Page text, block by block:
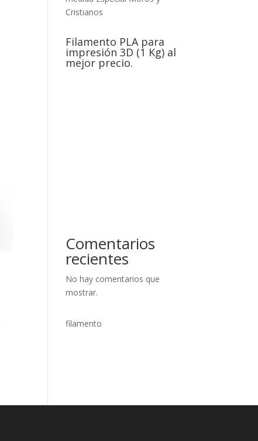
Cristianos
Filamento PLA para
impresión 3D (1 Kg) al
mejor precio.
Comentarios
recientes
No hay comentarios que
mostrar.
filamento